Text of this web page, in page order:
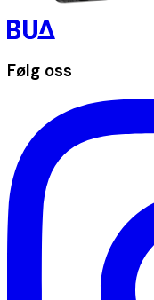
Følg oss